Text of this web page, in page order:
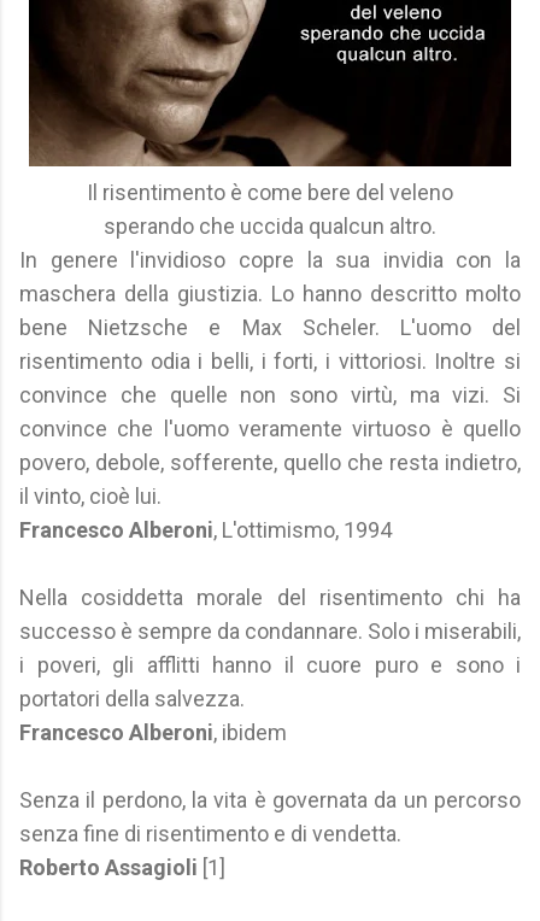
Il risentimento è come bere del veleno
sperando che uccida qualcun altro.
In genere l'invidioso copre la sua invidia con la
maschera della giustizia. Lo hanno descritto molto
bene Nietzsche e Max Scheler. L'uomo del
risentimento odia i belli, i forti, i vittoriosi. Inoltre si
convince che quelle non sono virtù, ma vizi. Si
convince che l'uomo veramente virtuoso è quello
povero, debole, sofferente, quello che resta indietro,
il vinto, cioè lui.
Francesco Alberoni, L'ottimismo, 1994
Nella cosiddetta morale del risentimento chi ha
successo è sempre da condannare. Solo i miserabili,
i poveri, gli afflitti hanno il cuore puro e sono i
portatori della salvezza.
Francesco Alberoni, ibidem
Senza il perdono, la vita è governata da un percorso
senza fine di risentimento e di vendetta.
Roberto Assagioli [1]